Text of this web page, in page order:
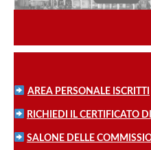
AREA PERSONALE ISCRITTI
RICHIEDI IL CERTIFICATO
SALONE DELLE